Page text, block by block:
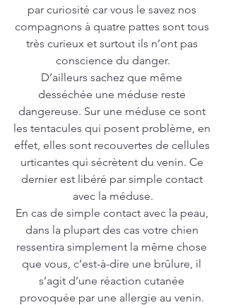
par curiosité car vous le savez nos
compagnons à quatre pattes sont tous
très curieux et surtout ils n’ont pas
conscience du danger.
D’ailleurs sachez que même
desséchée une méduse reste
dangereuse. Sur une méduse ce sont
les tentacules qui posent problème, en
effet, elles sont recouvertes de cellules
urticantes qui sécrètent du venin. Ce
dernier est libéré par simple contact
avec la méduse.
En cas de simple contact avec la peau,
dans la plupart des cas votre chien
ressentira simplement la même chose
que vous, c’est-à-dire une brûlure, il
s’agit d’une réaction cutanée
provoquée par une allergie au venin.